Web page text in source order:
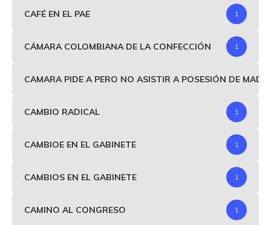
CAFÉ EN EL PAE 1
CÁMARA COLOMBIANA DE LA CONFECCIÓN 1
CAMARA PIDE A PERO NO ASISTIR A POSESIÓN DE
CAMBIO RADICAL 1
CAMBIOE EN EL GABINETE 1
CAMBIOS EN EL GABINETE 1
CAMINO AL CONGRESO 1